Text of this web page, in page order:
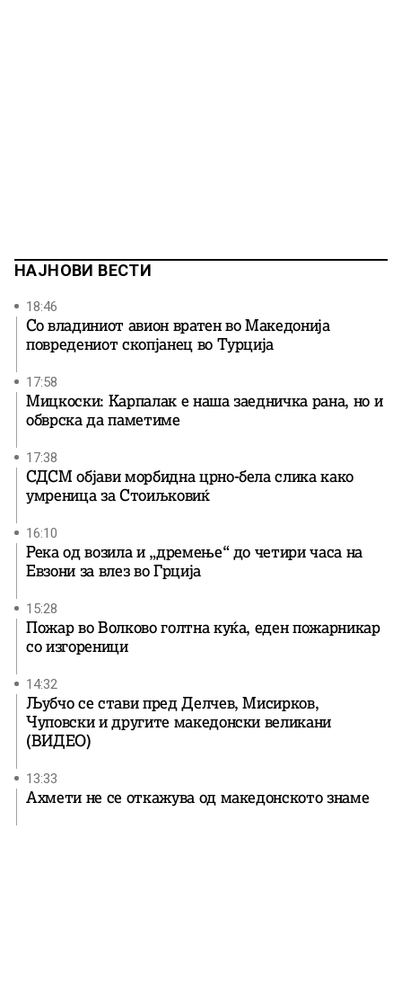
НАЈНОВИ ВЕСТИ
18:46
Со владиниот авион вратен во Македонија
повредениот скопјанец во Турција
17:58
Мицкоски: Карпалак е наша заедничка рана, но и
обврска да паметиме
17:38
СДСМ објави морбидна црно-бела слика како
умреница за Стоиљковиќ
16:10
Река од возила и „дремење“ до четири часа на
Евзони за влез во Грција
15:28
Пожар во Волково голтна куќа, еден пожарникар
со изгореници
14:32
Љубчо се стави пред Делчев, Мисирков,
Чуповски и другите македонски великани
(ВИДЕО)
13:33
Ахмети не се откажува од македонското знаме